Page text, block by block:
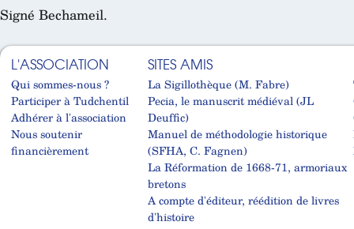
Signé Bechameil.
L'ASSOCIATION
Qui sommes-nous ?
Participer à Tudchentil
Adhérer à l'association
Nous soutenir
financièrement
SITES AMIS
La Sigillothèque (M. Fabre)
Pecia, le manuscrit médiéval (JL
Deuffic)
Manuel de méthodologie historique
(SFHA, C. Fagnen)
La Réformation de 1668-71, armoriaux
bretons
A compte d'éditeur, réédition de livres
d'histoire